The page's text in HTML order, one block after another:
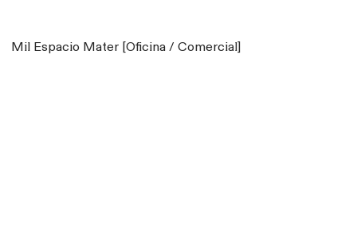
Mil Espacio Mater [Oficina / Comercial]